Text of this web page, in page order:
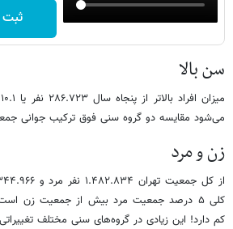
سن بالا
می‌شود مقایسه دو گروه سنی فوق ترکیب جوانی
زن و مرد
کم دارد! این زیادی در گروه‌های سنی مختلف